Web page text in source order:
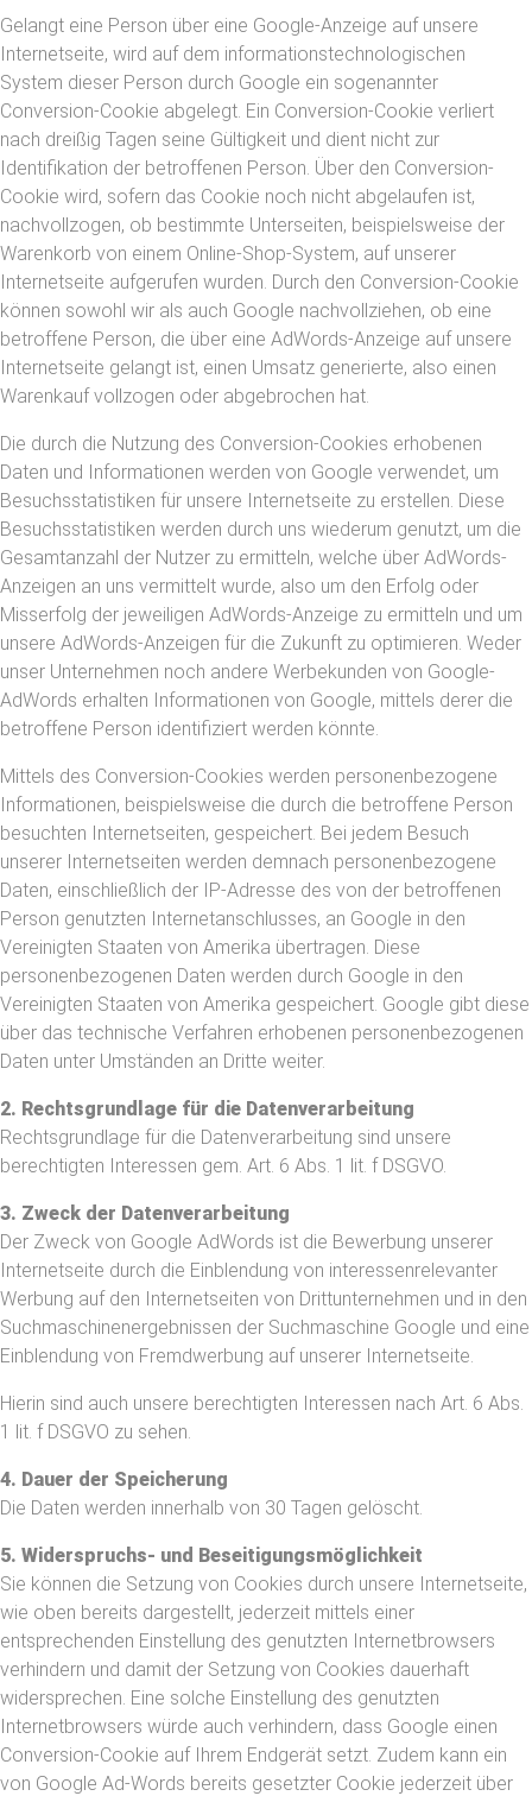
Gelangt eine Person über eine Google-Anzeige auf unsere
Internetseite, wird auf dem informationstechnologischen
System dieser Person durch Google ein sogenannter
Conversion-Cookie abgelegt. Ein Conversion-Cookie verliert
nach dreißig Tagen seine Gültigkeit und dient nicht zur
Identifikation der betroffenen Person. Über den Conversion-
Cookie wird, sofern das Cookie noch nicht abgelaufen ist,
nachvollzogen, ob bestimmte Unterseiten, beispielsweise der
Warenkorb von einem Online-Shop-System, auf unserer
Internetseite aufgerufen wurden. Durch den Conversion-Cookie
können sowohl wir als auch Google nachvollziehen, ob eine
betroffene Person, die über eine AdWords-Anzeige auf unsere
Internetseite gelangt ist, einen Umsatz generierte, also einen
Warenkauf vollzogen oder abgebrochen hat.
Die durch die Nutzung des Conversion-Cookies erhobenen
Daten und Informationen werden von Google verwendet, um
Besuchsstatistiken für unsere Internetseite zu erstellen. Diese
Besuchsstatistiken werden durch uns wiederum genutzt, um die
Gesamtanzahl der Nutzer zu ermitteln, welche über AdWords-
Anzeigen an uns vermittelt wurde, also um den Erfolg oder
Misserfolg der jeweiligen AdWords-Anzeige zu ermitteln und um
unsere AdWords-Anzeigen für die Zukunft zu optimieren. Weder
unser Unternehmen noch andere Werbekunden von Google-
AdWords erhalten Informationen von Google, mittels derer die
betroffene Person identifiziert werden könnte.
Mittels des Conversion-Cookies werden personenbezogene
Informationen, beispielsweise die durch die betroffene Person
besuchten Internetseiten, gespeichert. Bei jedem Besuch
unserer Internetseiten werden demnach personenbezogene
Daten, einschließlich der IP-Adresse des von der betroffenen
Person genutzten Internetanschlusses, an Google in den
Vereinigten Staaten von Amerika übertragen. Diese
personenbezogenen Daten werden durch Google in den
Vereinigten Staaten von Amerika gespeichert. Google gibt diese
über das technische Verfahren erhobenen personenbezogenen
Daten unter Umständen an Dritte weiter.
2. Rechtsgrundlage für die Datenverarbeitung
Rechtsgrundlage für die Datenverarbeitung sind unsere
berechtigten Interessen gem. Art. 6 Abs. 1 lit. f DSGVO.
3. Zweck der Datenverarbeitung
Der Zweck von Google AdWords ist die Bewerbung unserer
Internetseite durch die Einblendung von interessenrelevanter
Werbung auf den Internetseiten von Drittunternehmen und in den
Suchmaschinenergebnissen der Suchmaschine Google und eine
Einblendung von Fremdwerbung auf unserer Internetseite.
Hierin sind auch unsere berechtigten Interessen nach Art. 6 Abs.
1 lit. f DSGVO zu sehen.
4. Dauer der Speicherung
Die Daten werden innerhalb von 30 Tagen gelöscht.
5. Widerspruchs- und Beseitigungsmöglichkeit
Sie können die Setzung von Cookies durch unsere Internetseite,
wie oben bereits dargestellt, jederzeit mittels einer
entsprechenden Einstellung des genutzten Internetbrowsers
verhindern und damit der Setzung von Cookies dauerhaft
widersprechen. Eine solche Einstellung des genutzten
Internetbrowsers würde auch verhindern, dass Google einen
Conversion-Cookie auf Ihrem Endgerät setzt. Zudem kann ein
von Google Ad-Words bereits gesetzter Cookie jederzeit über